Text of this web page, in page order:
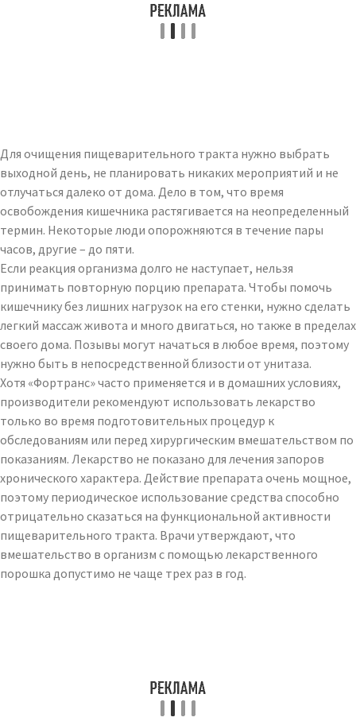
Для очищения пищеварительного тракта нужно выбрать
выходной день, не планировать никаких мероприятий и не
отлучаться далеко от дома. Дело в том, что время
освобождения кишечника растягивается на неопределенный
термин. Некоторые люди опорожняются в течение пары
часов, другие – до пяти.
Если реакция организма долго не наступает, нельзя
принимать повторную порцию препарата. Чтобы помочь
кишечнику без лишних нагрузок на его стенки, нужно сделать
легкий массаж живота и много двигаться, но также в пределах
своего дома. Позывы могут начаться в любое время, поэтому
нужно быть в непосредственной близости от унитаза.
Хотя «Фортранс» часто применяется и в домашних условиях,
производители рекомендуют использовать лекарство
только во время подготовительных процедур к
обследованиям или перед хирургическим вмешательством по
показаниям. Лекарство не показано для лечения запоров
хронического характера. Действие препарата очень мощное,
поэтому периодическое использование средства способно
отрицательно сказаться на функциональной активности
пищеварительного тракта. Врачи утверждают, что
вмешательство в организм с помощью лекарственного
порошка допустимо не чаще трех раз в год.